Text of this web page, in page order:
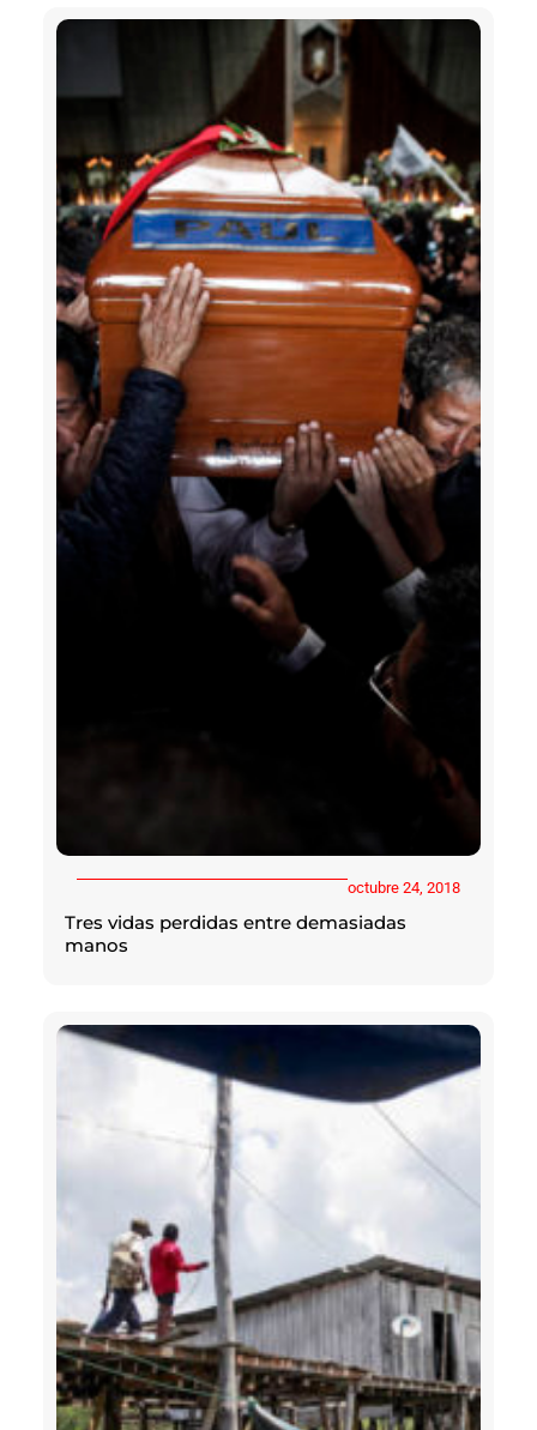
octubre 24, 2018
Tres vidas perdidas entre demasiadas
manos